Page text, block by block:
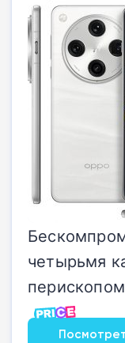
четырьмя